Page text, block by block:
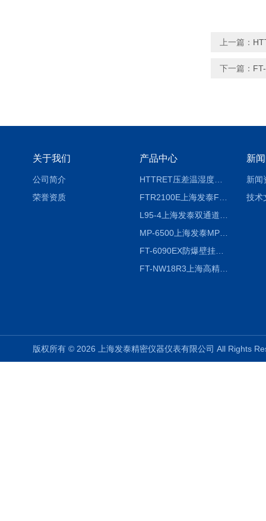
上一篇：
下一篇：
关于我们
公司简介
荣誉资质
产品中心
HTTRET压差温湿度显示屏
MP-6500上海发泰MP-6500 压力记录器
FT-6090EX防爆壁挂式沼气分析检测仪
FT-NW18R3上海高精度温度记录仪
新
新闻
技术
版权所有 © 2026 上海发泰精密仪器仪表有限公司 All